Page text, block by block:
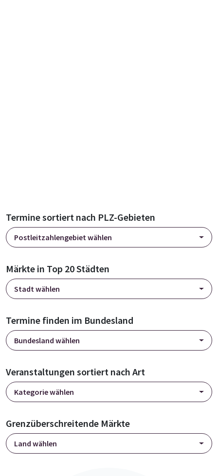
Termine sortiert nach PLZ-Gebieten
Postleitzahlengebiet wählen
Märkte in Top 20 Städten
Stadt wählen
Termine finden im Bundesland
Bundesland wählen
Veranstaltungen sortiert nach Art
Kategorie wählen
Grenzüberschreitende Märkte
Land wählen